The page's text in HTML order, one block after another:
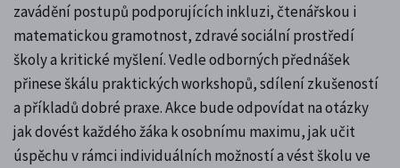
zavádění postupů podporujících inkluzi, čtenářskou i
matematickou gramotnost, zdravé sociální prostředí
školy a kritické myšlení. Vedle odborných přednášek
přinese škálu praktických workshopů, sdílení zkušeností
a příkladů dobré praxe. Akce bude odpovídat na otázky
jak dovést každého žáka k osobnímu maximu, jak učit
úspěchu v rámci individuálních možností a vést školu ve